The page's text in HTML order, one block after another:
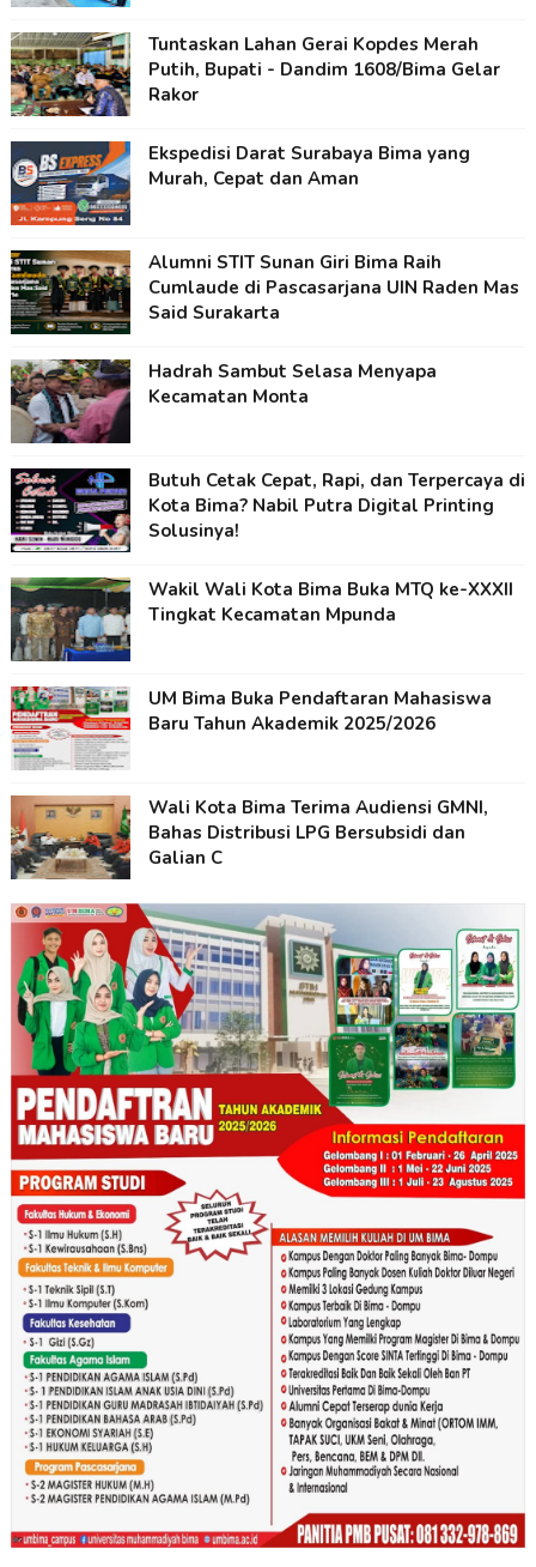
Tuntaskan Lahan Gerai Kopdes Merah
Putih, Bupati - Dandim 1608/Bima Gelar
Rakor
Ekspedisi Darat Surabaya Bima yang
Murah, Cepat dan Aman
Alumni STIT Sunan Giri Bima Raih
Cumlaude di Pascasarjana UIN Raden Mas
Said Surakarta
Hadrah Sambut Selasa Menyapa
Kecamatan Monta
Butuh Cetak Cepat, Rapi, dan Terpercaya di
Kota Bima? Nabil Putra Digital Printing
Solusinya!
Wakil Wali Kota Bima Buka MTQ ke-XXXII
Tingkat Kecamatan Mpunda
UM Bima Buka Pendaftaran Mahasiswa
Baru Tahun Akademik 2025/2026
Wali Kota Bima Terima Audiensi GMNI,
Bahas Distribusi LPG Bersubsidi dan
Galian C